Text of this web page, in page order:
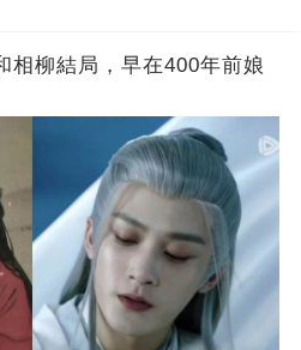
相柳結局，早在400年前娘